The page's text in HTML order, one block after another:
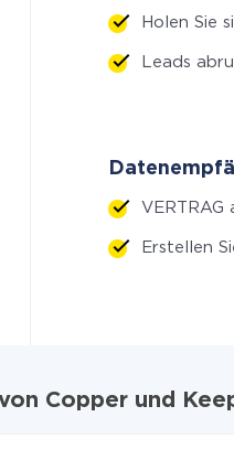
Holen Sie
Leads
VERTRAG
Erstellen
Copper und